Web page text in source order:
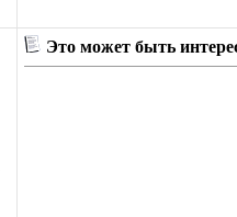
Это может быть